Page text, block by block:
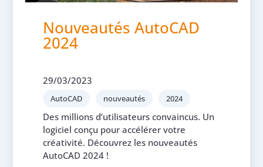
Nouveautés AutoCAD
2024
29/03/2023
AutoCAD nouveautés 2024
Des millions d’utilisateurs convaincus. Un
logiciel conçu pour accélérer votre
créativité. Découvrez les nouveautés
AutoCAD 2024 !